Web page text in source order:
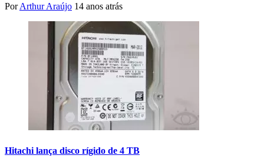
PorArthur Araújo 14 anos atrás
Hitachi lança disco rígido de 4 TB